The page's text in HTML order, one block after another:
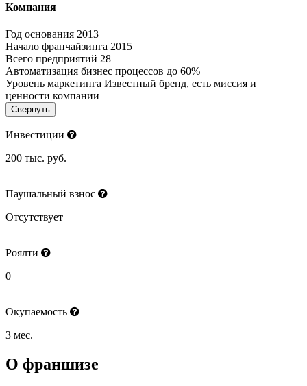
Компания
Год основания 2013
Начало франчайзинга 2015
Всего предприятий 28
Автоматизация бизнес процессов до 60%
Уровень маркетинга Известный бренд, есть миссия и
ценности компании
Свернуть
Инвестиции
200 тыс. руб.
Паушальный взнос
Отсутствует
Роялти
0
Окупаемость
3 мес.
О франшизе